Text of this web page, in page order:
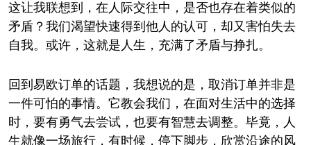
这让我联想到，在人际交往中，是否也存在着类似的
矛盾？我们渴望快速得到他人的认可，却又害怕失去
自我。或许，这就是人生，充满了矛盾与挣扎。
回到易欧订单的话题，我想说的是，取消订单并非是
一件可怕的事情。它教会我们，在面对生活中的选择
时，要有勇气去尝试，也要有智慧去调整。毕竟，人
生就像一场旅行，有时候，停下脚步，欣赏沿途的风